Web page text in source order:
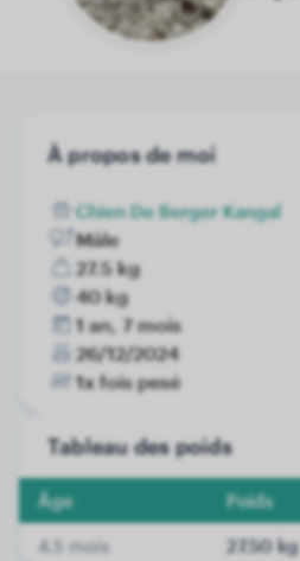
À propos de moi
Chien De Berger Kangal
Mâle
27.5 kg
40 kg
1 an, 7 mois
26/12/2024
1x fois pesé
Tableau des poids
Âge Poids
4.5 mois 27.50 kg